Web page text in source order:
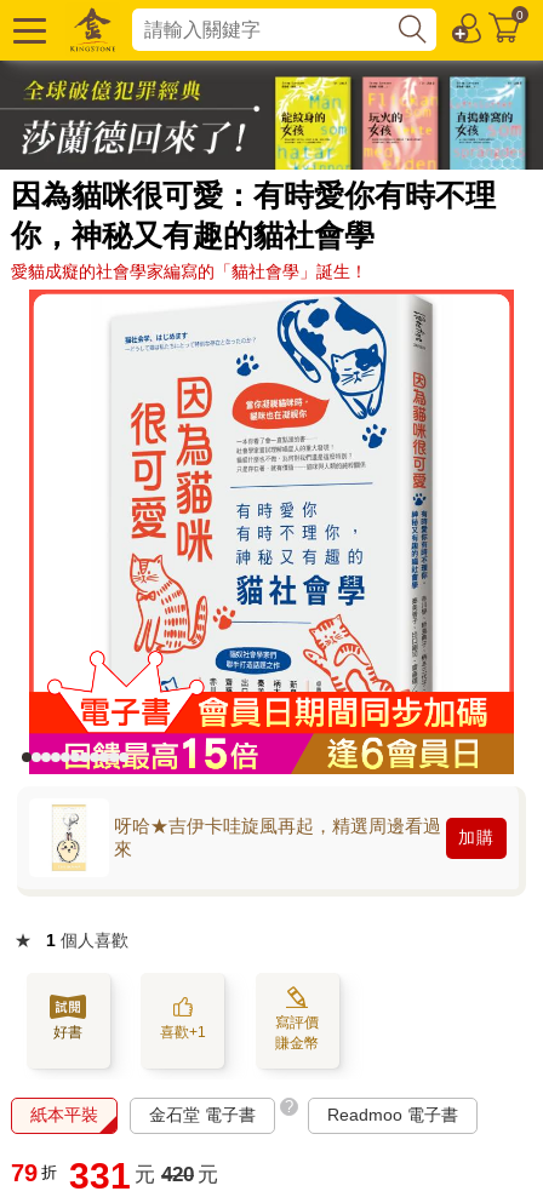
0
因為貓咪很可愛：有時愛你有時不理
你，神秘又有趣的貓社會學
愛貓成癡的社會學家編寫的「貓社會學」誕生！
呀哈★吉伊卡哇旋風再起，精選周邊看過
來
加購
★ 1 個人喜歡
好書 喜歡+1
寫評價
賺金幣
紙本平裝 金石堂 電子書 ? Readmoo 電子書
79 折 331 元 420 元